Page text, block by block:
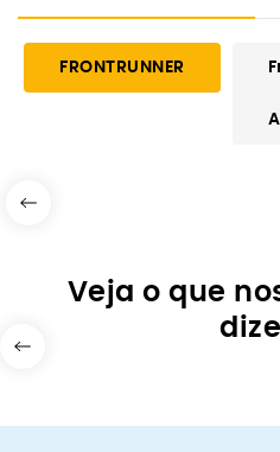
FRONTRUNNER
Veja o que